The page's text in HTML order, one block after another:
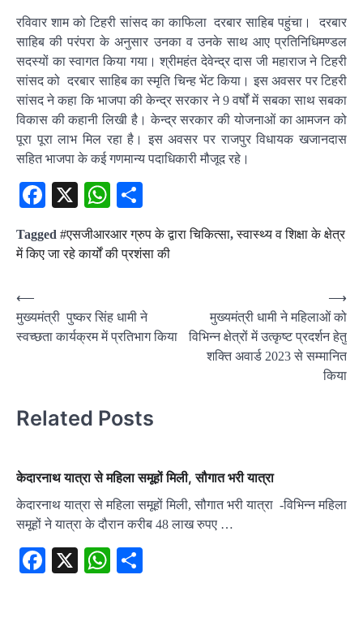
रविवार शाम को टिहरी सांसद का काफिला दरबार साहिब पहुंचा। दरबार
साहिब की परंपरा के अनुसार उनका व उनके साथ आए प्रतिनिधिमण्डल
सदस्यों का स्वागत किया गया। श्रीमहंत देवेन्द्र दास जी महाराज ने टिहरी
सांसद को दरबार साहिब का स्मृति चिन्ह भेंट किया। इस अवसर पर टिहरी
सांसद ने कहा कि भाजपा की केन्द्र सरकार ने 9 वर्षों में सबका साथ सबका
विकास की कहानी लिखी है। केन्द्र सरकार की योजनाओं का आमजन को
पूरा पूरा लाभ मिल रहा है। इस अवसर पर राजपुर विधायक खजानदास
सहित भाजपा के कई गणमान्य पदाधिकारी मौजूद रहे।
Facebook
X WhatsApp
Tagged #एसजीआरआर ग्रुप के द्वारा चिकित्सा,स्वास्थ्य व शिक्षा के क्षेत्र
में किए जा रहे कार्यों की प्रशंसा की
Post
navigation
⟵
मुख्यमंत्री पुष्कर सिंह धामी ने
स्वच्छता कार्यक्रम में प्रतिभाग किया
मुख्यमंत्री धामी ने महिलाओं को
विभिन्न क्षेत्रों में उत्कृष्ट प्रदर्शन हेतु
शक्ति अवार्ड 2023 से सम्मानित
किया
⟶
Related Posts
केदारनाथ यात्रा से महिला समूहों मिली, सौगात भरी यात्रा
केदारनाथ यात्रा से महिला समूहों मिली, सौगात भरी यात्रा -विभिन्न महिला
समूहों ने यात्रा के दौरान करीब 48 लाख रुपए …
Facebook
X WhatsApp